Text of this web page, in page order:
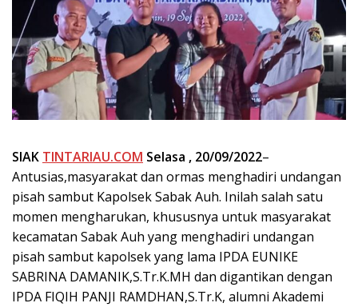
SIAK TINTARIAU.COM Selasa , 20/09/2022–
Antusias,masyarakat dan ormas menghadiri undangan
pisah sambut Kapolsek Sabak Auh. Inilah salah satu
momen mengharukan, khususnya untuk masyarakat
kecamatan Sabak Auh yang menghadiri undangan
pisah sambut kapolsek yang lama IPDA EUNIKE
SABRINA DAMANIK,S.Tr.K.MH dan digantikan dengan
IPDA FIQIH PANJI RAMDHAN,S.Tr.K, alumni Akademi